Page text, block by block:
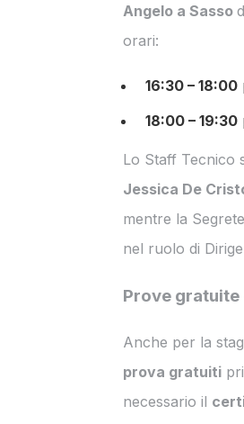
Angelo a Sasso
orari:
16:30 – 18:00
18:00 – 19:30
Lo Staff Tecnico
Jessica De
mentre la
nel ruolo di
Prove
Anche per la
prova gratuiti
necessario il